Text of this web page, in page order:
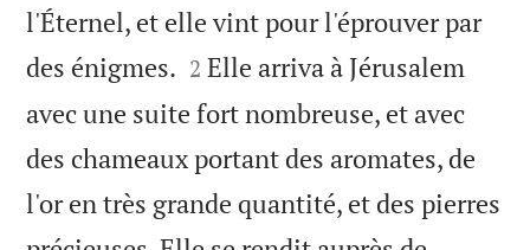
l'Éternel, et elle vint pour l'éprouver par
des énigmes. 

2 Elle arriva à Jérusalem
avec une suite fort nombreuse, et avec
des chameaux portant des aromates, de
l'or en très grande quantité, et des pierres